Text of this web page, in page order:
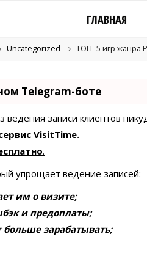
ГЛАВНАЯ
Uncategorized ТОП- 5 игр жанра
Telegram-боте
ведения записи клиентов
VisitTime.
.
упрощает ведение записей:
им о визите;
и предоплаты;
зарабатывать;